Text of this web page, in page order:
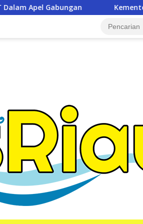
Kementerian ATR/BPN, KPK, dan